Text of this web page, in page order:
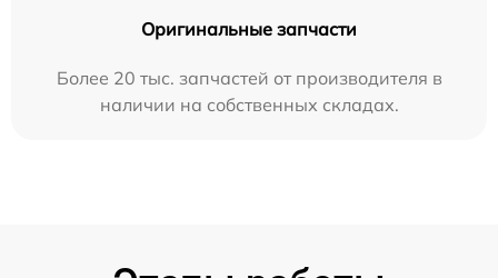
Оригинальные запчасти
Более 20 тыс. запчастей от производителя в
наличии на собственных складах.